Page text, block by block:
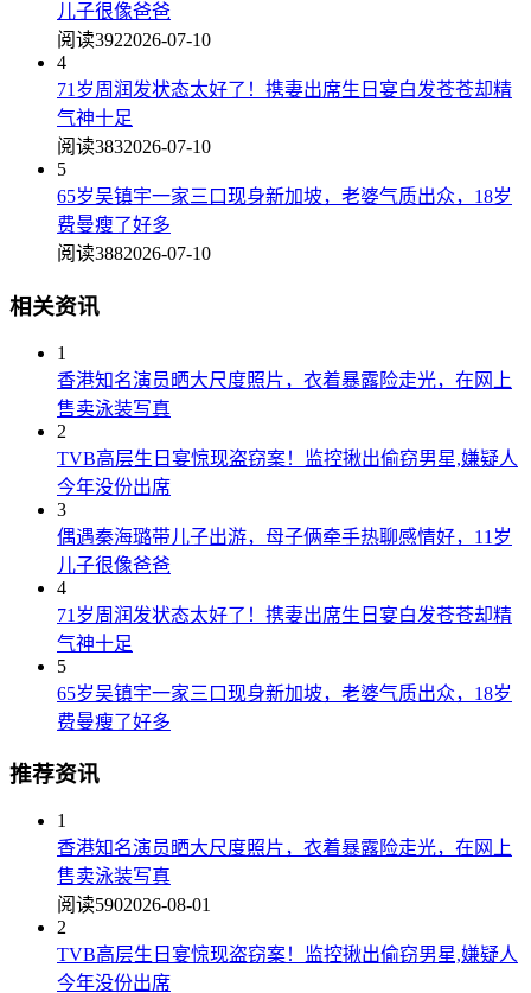
儿子很像爸爸
阅读3922026-07-10
4
71岁周润发状态太好了！携妻出席生日宴白发苍苍却精
气神十足
阅读3832026-07-10
5
65岁吴镇宇一家三口现身新加坡，老婆气质出众，18岁
费曼瘦了好多
阅读3882026-07-10
相关资讯
1
香港知名演员晒大尺度照片，衣着暴露险走光，在网上
售卖泳装写真
2
TVB高层生日宴惊现盗窃案！监控揪出偷窃男星,嫌疑人
今年没份出席
3
偶遇秦海璐带儿子出游，母子俩牵手热聊感情好，11岁
儿子很像爸爸
4
71岁周润发状态太好了！携妻出席生日宴白发苍苍却精
气神十足
5
65岁吴镇宇一家三口现身新加坡，老婆气质出众，18岁
费曼瘦了好多
推荐资讯
1
香港知名演员晒大尺度照片，衣着暴露险走光，在网上
售卖泳装写真
阅读5902026-08-01
2
TVB高层生日宴惊现盗窃案！监控揪出偷窃男星,嫌疑人
今年没份出席